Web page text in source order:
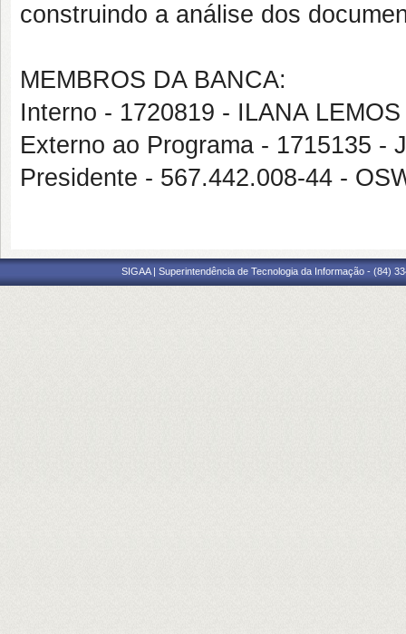
construindo a análise dos
MEMBROS DA BANCA:
Interno - 1720819 - ILANA
Externo ao Programa - 1715135 -
Presidente - 567.442.008-44 -
SIGAA | Superintendência de Tecnologia da Informação - (84)